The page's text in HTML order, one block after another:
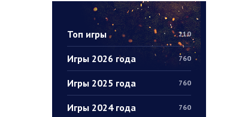
Топ игры 210
Игры 2026 года 760
Игры 2025 года 760
Игры 2024 года 760